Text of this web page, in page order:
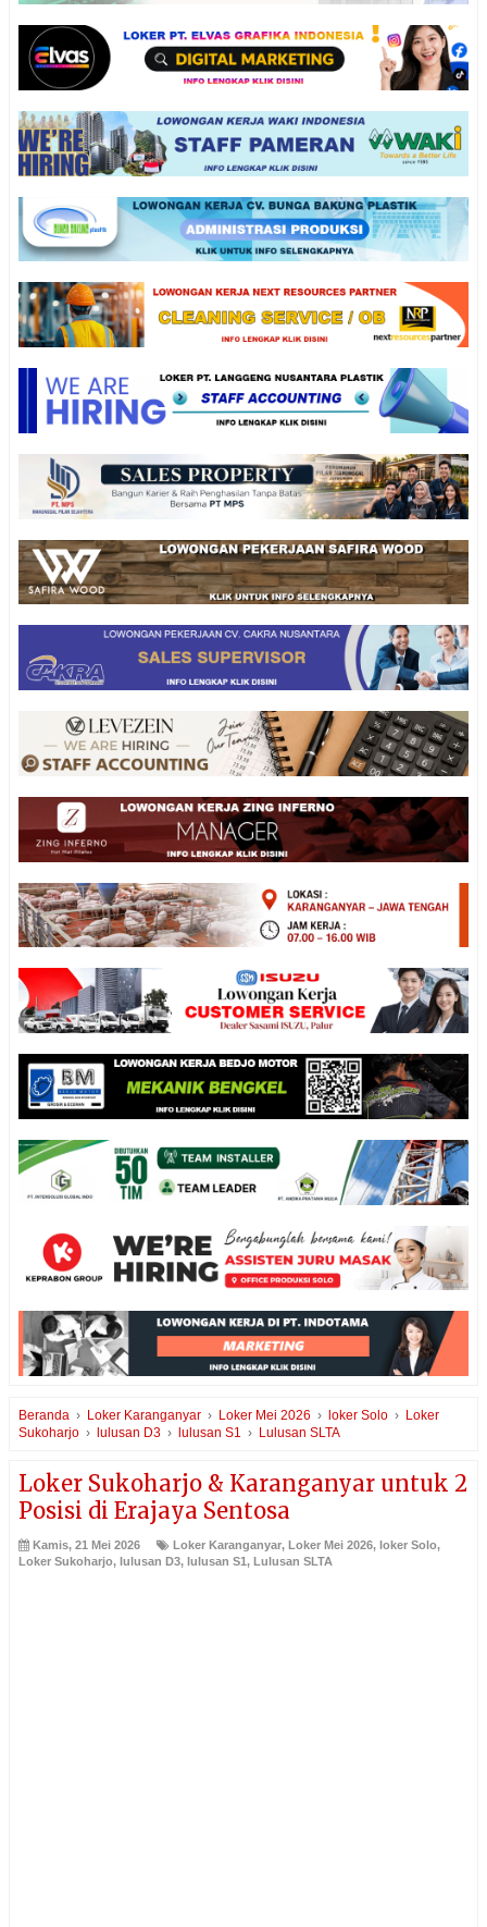
Beranda › Loker Karanganyar › Loker Mei 2026 › loker Solo › Loker
Sukoharjo › lulusan D3 › lulusan S1 › Lulusan SLTA
Loker Sukoharjo & Karanganyar untuk 2
Posisi di Erajaya Sentosa
Kamis, 21 Mei 2026 Loker Karanganyar, Loker Mei 2026, loker Solo,
Loker Sukoharjo, lulusan D3, lulusan S1, Lulusan SLTA